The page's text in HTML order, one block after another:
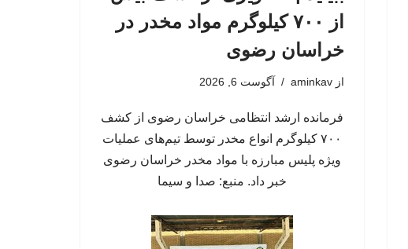
از ۷۰۰ کیلوگرم مواد مخدر در
خراسان رضوی
از aminkav آگوست 6, 2026
فرمانده ارشد انتظامی خراسان رضوی از کشف
۷۰۰ کیلوگرم انواع مخدر توسط تیم‌های عملیات
ویژه پلیس مبارزه با مواد مخدر خراسان رضوی
خبر داد. منبع: صدا و سیما